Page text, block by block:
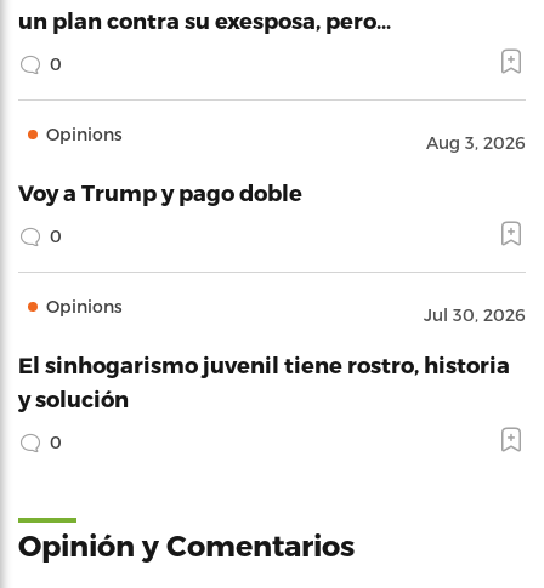
un plan contra su exesposa, pero…
0
Opinions Aug 3, 2026
Voy a Trump y pago doble
0
Opinions Jul 30, 2026
El sinhogarismo juvenil tiene rostro, historia
y solución
0
Opinión y Comentarios